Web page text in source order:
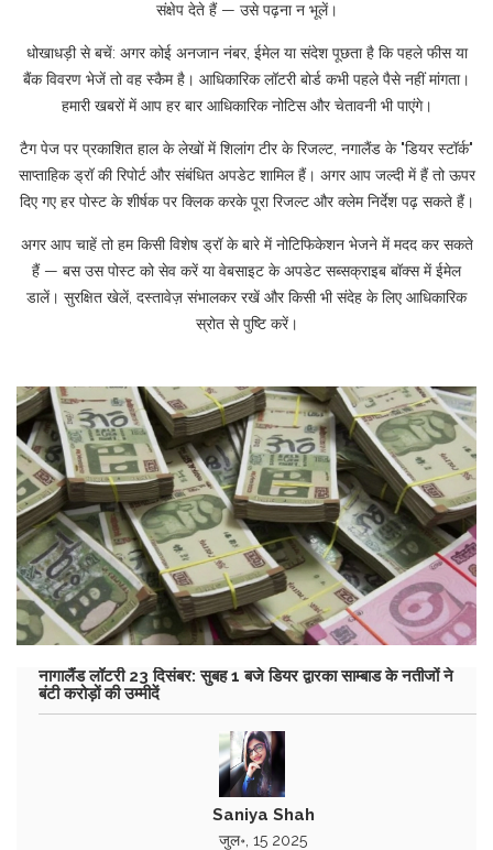
संक्षेप देते हैं — उसे पढ़ना न भूलें।
धोखाधड़ी से बचें: अगर कोई अनजान नंबर, ईमेल या संदेश पूछता है कि पहले फीस या
बैंक विवरण भेजें तो वह स्कैम है। आधिकारिक लॉटरी बोर्ड कभी पहले पैसे नहीं मांगता।
हमारी खबरों में आप हर बार आधिकारिक नोटिस और चेतावनी भी पाएंगे।
टैग पेज पर प्रकाशित हाल के लेखों में शिलांग टीर के रिजल्ट, नगालैंड के "डियर स्टॉर्क"
साप्ताहिक ड्रॉ की रिपोर्ट और संबंधित अपडेट शामिल हैं। अगर आप जल्दी में हैं तो ऊपर
दिए गए हर पोस्ट के शीर्षक पर क्लिक करके पूरा रिजल्ट और क्लेम निर्देश पढ़ सकते हैं।
अगर आप चाहें तो हम किसी विशेष ड्रॉ के बारे में नोटिफिकेशन भेजने में मदद कर सकते
हैं — बस उस पोस्ट को सेव करें या वेबसाइट के अपडेट सब्सक्राइब बॉक्स में ईमेल
डालें। सुरक्षित खेलें, दस्तावेज़ संभालकर रखें और किसी भी संदेह के लिए आधिकारिक
स्रोत से पुष्टि करें।
नागालैंड लॉटरी 23 दिसंबर: सुबह 1 बजे डियर द्वारका साम्बाड के नतीजों ने
बंटी करोड़ों की उम्मीदें
Saniya Shah
जुल॰, 15 2025